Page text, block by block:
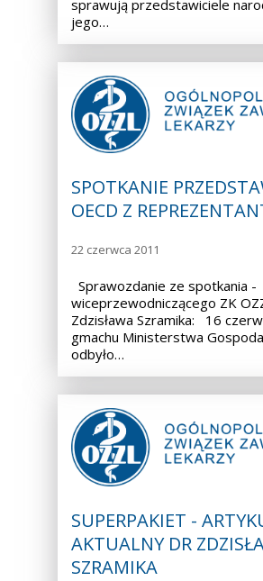
sprawują przedstawiciele
jego…
SPOTKANIE
OECD Z
22 czerwca 2011
Sprawozdanie ze spotkania -
wiceprzewodniczącego ZK
Zdzisława Szramika: 16
gmachu Ministerstwa
odbyło…
SUPERPAKIET -
AKTUALNY DR
SZRAMIKA